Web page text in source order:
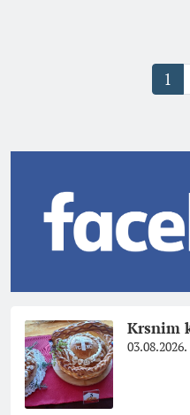
1
Krsnim
03.08.2026.